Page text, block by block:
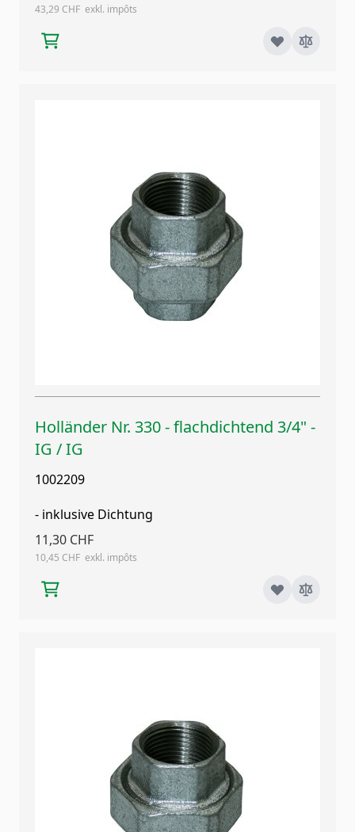
43,29 CHF
Holländer Nr. 330 - flachdichtend 3/4" -
IG / IG
1002209
- inklusive Dichtung
11,30 CHF
10,45 CHF